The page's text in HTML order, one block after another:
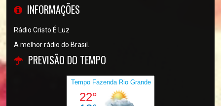
INFORMAÇÕES
Rádio Cristo É Luz
A melhor rádio do Brasil.
PREVISÃO DO TEMPO